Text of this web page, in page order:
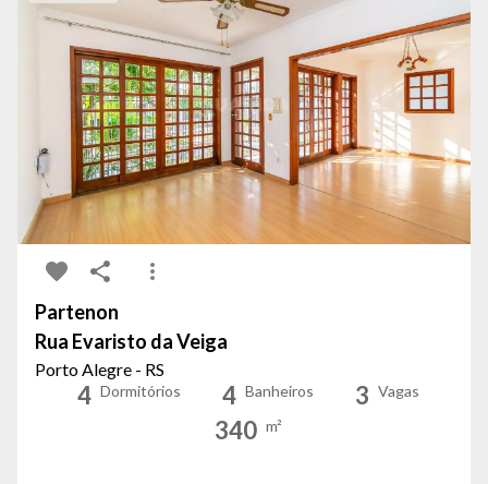
Partenon
Rua Evaristo da Veiga
Porto Alegre - RS
4 Dormitórios 4 Banheiros 3 Vagas
340 m²